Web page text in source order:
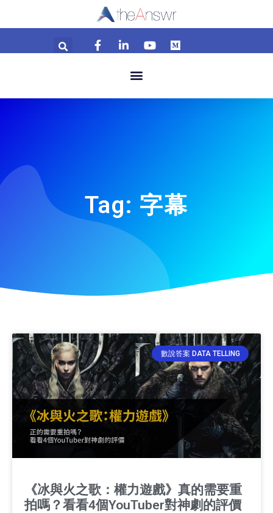
Tag: 字幕
數說答案 DATA TELLING
《冰與火之歌：權力遊戲》真的需要重
拍嗎？看看4個YouTuber對神劇的評價